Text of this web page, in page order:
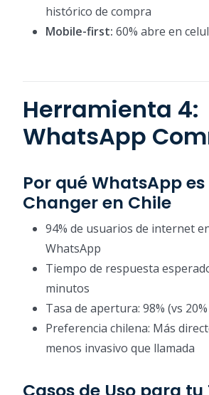
histórico de compra
Mobile-first: 60% abre en
Herramienta 4:
WhatsApp
Por qué WhatsApp
Changer en Chile
94% de usuarios de internet
WhatsApp
Tiempo de respuesta
minutos
Tasa de apertura: 98% (vs
Preferencia chilena: Más
menos invasivo que llamada
Casos de Uso para tu